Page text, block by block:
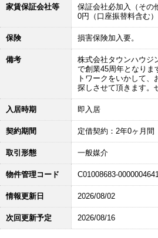
家賃保証会社等
保証会社必加入（そ
0円（口座振替料含む）
保険 損害保険加入要。
備考
株式会社タウンハウジ
で創業45周年となりま
トワークをいかして
探しさせて頂きます。
入居時期 即入居
契約期間 定借契約：2年0ヶ月間
取引形態 一般媒介
物件管理コード C01008683-
情報更新日 2026/08/02
次回更新予定 2026/08/16